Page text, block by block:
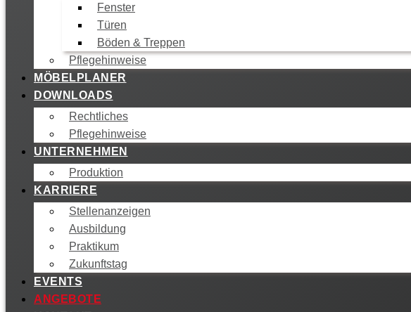
Fenster
Türen
Böden & Treppen
Pflegehinweise
MÖBELPLANER
DOWNLOADS
Rechtliches
Pflegehinweise
UNTERNEHMEN
Produktion
KARRIERE
Stellenanzeigen
Ausbildung
Praktikum
Zukunftstag
EVENTS
ANGEBOTE